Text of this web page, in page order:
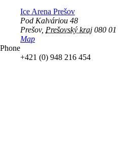
Ice Arena Prešov
Pod Kalváriou 48
Prešov, Prešovský kraj 080 01
Map
Phone
+421 (0) 948 216 454